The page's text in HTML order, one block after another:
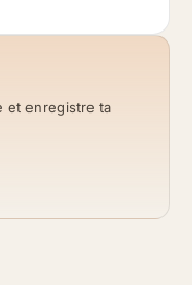
et enregistre ta